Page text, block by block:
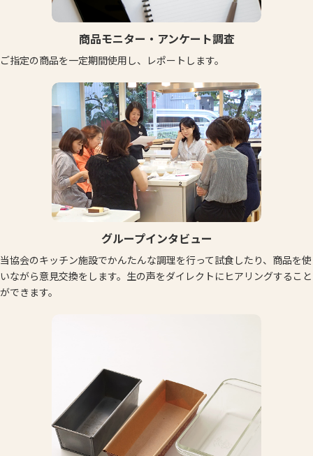
商品モニター・アンケート調査
ご指定の商品を一定期間使用し、レポートします。
グループインタビュー
当協会のキッチン施設でかんたんな調理を行って試食したり、商品を使
いながら意見交換をします。生の声をダイレクトにヒアリングすること
ができます。